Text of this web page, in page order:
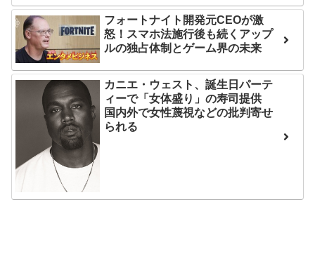
いの禁断の恋…1日だけ許さ
れた夫婦としての時間をひ
たすら愛し合う。
Powered by livedoor 相
互RSS
2/25(水)
36歳の彼女と結婚したい
のに、家族が猛反対。家族
び出した… 他
「本気で潰しにきてる」
フォートナイト開発元CEOが激
怒！スマホ法施行後も続くアップ
ルの独占体制とゲーム界の未来
カニエ・ウェスト、誕生日パーテ
ィーで「女体盛り」の寿司提供
国内外で女性蔑視などの批判寄せ
られる